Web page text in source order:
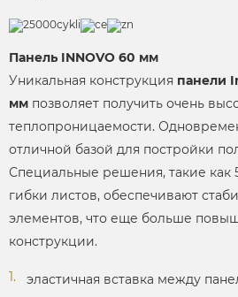
Панель INNOVO 60 мм
Уникальная конструкция панели
мм позволяет получить очень
теплопроницаемости.
отличной базой для постройки
Специальные решения, такие как
гибки листов, обеспечивают
элементов, что еще больше
конструкции.
эластичная вставка между